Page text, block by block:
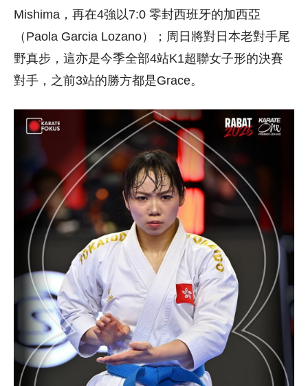
Mishima，再在4強以7:0 零封西班牙的加西亞
（Paola Garcia Lozano）；周日將對日本老對手尾
野真步，這亦是今季全部4站K1超聯女子形的決賽
對手，之前3站的勝方都是Grace。